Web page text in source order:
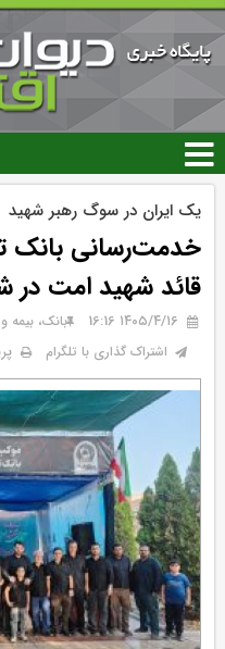
یک ایران در سوگ رهبر شهید
خدمت‌رسانی بانک
قائد شهید امت در
۱۴۰۵/۴/۱۶ 16:16 بانک، بیمه
اشتراک گذاری با تلگرام